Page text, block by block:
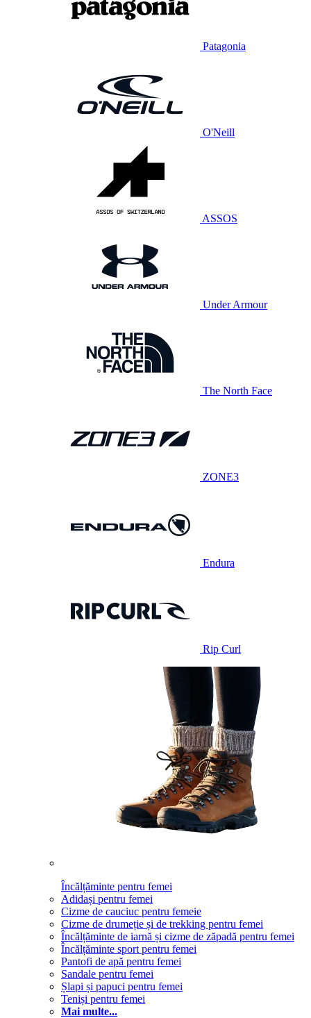
Patagonia
O'Neill
ASSOS
Under Armour
The North Face
ZONE3
Endura
Rip Curl
Încălțăminte pentru femei
Adidași pentru femei
Cizme de cauciuc pentru femeie
Cizme de drumeție și de trekking pentru femei
Încălțăminte de iarnă și cizme de zăpadă pentru femei
Încălțăminte sport pentru femei
Pantofi de apă pentru femei
Sandale pentru femei
Șlapi și papuci pentru femei
Teniși pentru femei
Mai multe...